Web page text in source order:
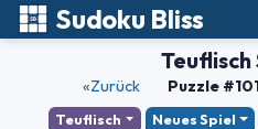
Sudoku Bliss
Teuflisch
«Zurück Puzzle
Teuflisch Neues Spiel